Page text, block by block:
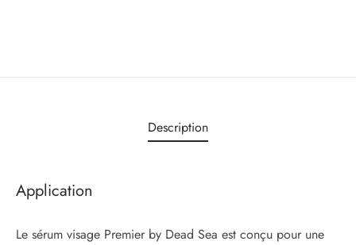
Description
Application
Le sérum visage Premier by Dead Sea est conçu pour une